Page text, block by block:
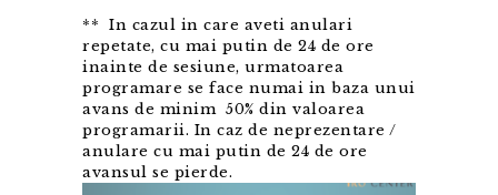
** In cazul in care aveti anulari
repetate, cu mai putin de 24 de ore
inainte de sesiune, urmatoarea
programare se face numai in baza unui
avans de minim 50% din valoarea
programarii. In caz de neprezentare /
anulare cu mai putin de 24 de ore
avansul se pierde.